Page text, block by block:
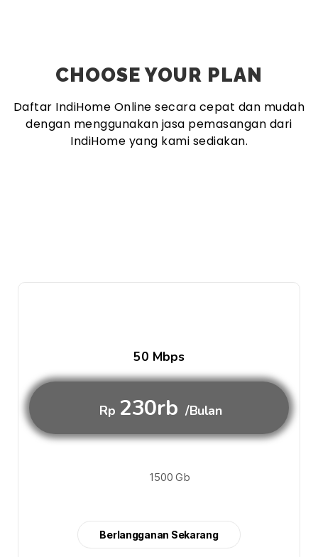
CHOOSE YOUR PLAN
Daftar IndiHome Online secara cepat dan mudah
dengan menggunakan jasa pemasangan dari
IndiHome yang kami sediakan.
50 Mbps
Rp 230rb /Bulan
1500 Gb
Berlangganan Sekarang